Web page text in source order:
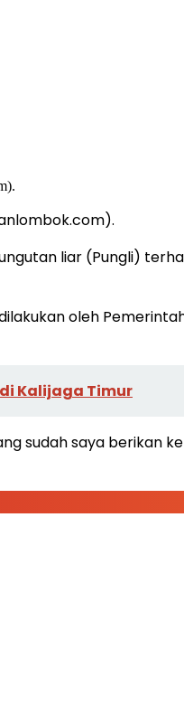
liar (Pungli)
oleh
Kalijaga Timur
sudah saya berikan